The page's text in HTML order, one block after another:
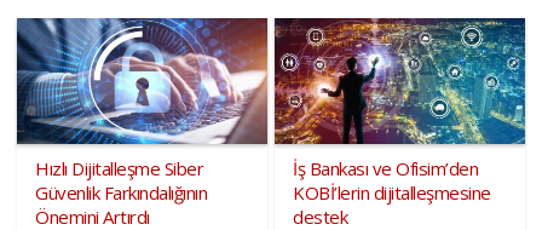
Hızlı Dijitalleşme Siber
Güvenlik Farkındalığının
Önemini Artırdı
İş Bankası ve Ofisim’den
KOBİ’lerin dijitalleşmesine
destek